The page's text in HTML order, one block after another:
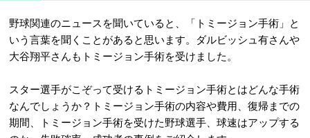
野球関連のニュースを聞いていると、「トミージョン手術」と
いう言葉を聞くことがあると思います。ダルビッシュ有さんや
大谷翔平さんもトミージョン手術を受けました。
スター選手がこぞって受けるトミージョン手術とはどんな手術
なんでしょうか？トミージョン手術の内容や費用、復帰までの
期間、トミージョン手術を受けた野球選手、球速はアップする